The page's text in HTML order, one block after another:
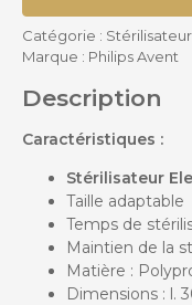
Catégorie :
Marque : Philips Avent
Description
Caractéristiques :
Stérilisateur
Taille adaptable
Temps de
Maintien de la
Matière :
Dimensions : l.